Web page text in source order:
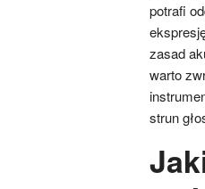
potrafi
zasad
warto
strun